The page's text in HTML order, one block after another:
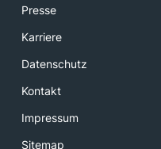
Presse
Karriere
Datenschutz
Kontakt
Impressum
Sitemap